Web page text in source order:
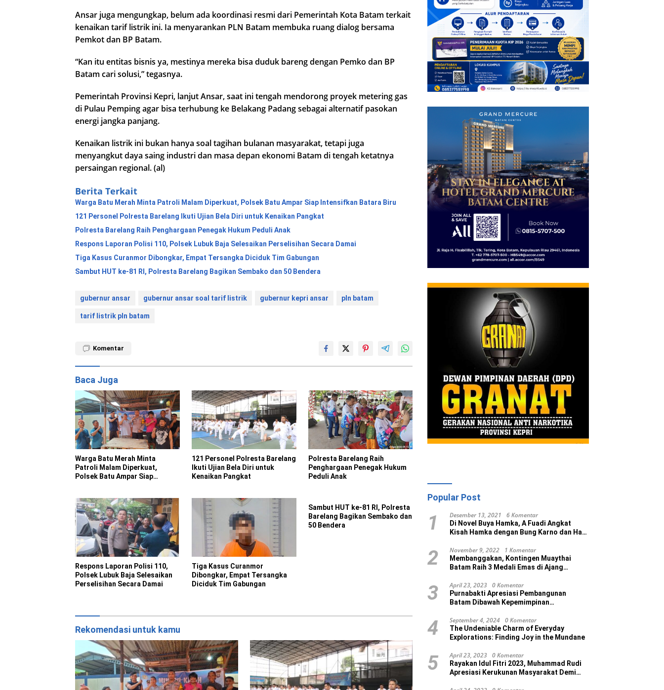
Ansar juga mengungkap, belum ada koordinasi resmi dari Pemerintah Kota Batam terkait
kenaikan tarif listrik ini. Ia menyarankan PLN Batam membuka ruang dialog bersama
Pemkot dan BP Batam.
“Kan itu entitas bisnis ya, mestinya mereka bisa duduk bareng dengan Pemko dan BP
Batam cari solusi,” tegasnya.
Pemerintah Provinsi Kepri, lanjut Ansar, saat ini tengah mendorong proyek metering gas
di Pulau Pemping agar bisa terhubung ke Belakang Padang sebagai alternatif pasokan
energi jangka panjang.
Kenaikan listrik ini bukan hanya soal tagihan bulanan masyarakat, tetapi juga
menyangkut daya saing industri dan masa depan ekonomi Batam di tengah ketatnya
persaingan regional. (al)
Berita Terkait
Warga Batu Merah Minta Patroli Malam Diperkuat, Polsek Batu Ampar Siap Intensifkan Batara Biru
121 Personel Polresta Barelang Ikuti Ujian Bela Diri untuk Kenaikan Pangkat
Polresta Barelang Raih Penghargaan Penegak Hukum Peduli Anak
Respons Laporan Polisi 110, Polsek Lubuk Baja Selesaikan Perselisihan Secara Damai
Tiga Kasus Curanmor Dibongkar, Empat Tersangka Diciduk Tim Gabungan
Sambut HUT ke-81 RI, Polresta Barelang Bagikan Sembako dan 50 Bendera
gubernur ansar gubernur ansar soal tarif listrik gubernur kepri ansar pln batam
tarif listrik pln batam
Komentar
Baca Juga
Warga Batu Merah Minta
Patroli Malam Diperkuat,
Polsek Batu Ampar Siap
121 Personel Polresta Barelang
Ikuti Ujian Bela Diri untuk
Kenaikan Pangkat
Polresta Barelang Raih
Penghargaan Penegak Hukum
Peduli Anak
Respons Laporan Polisi 110,
Polsek Lubuk Baja Selesaikan
Perselisihan Secara Damai
Tiga Kasus Curanmor
Dibongkar, Empat Tersangka
Diciduk Tim Gabungan
Sambut HUT ke-81 RI, Polresta
Barelang Bagikan Sembako dan
50 Bendera
Rekomendasi untuk kamu
Popular Post
1 Desember 13, 2021 6 Komentar
Di Novel Buya Hamka, A Fuadi Angkat
Kisah Hamka dengan Bung Karno dan Haji
2 November 9, 2022 1 Komentar
Membanggakan, Kontingen Muaythai
Batam Raih 3 Medali Emas di Ajang
3 April 23, 2023 0 Komentar
Purnabakti Apresiasi Pembangunan
Batam Dibawah Kepemimpinan
4 September 4, 2024 0 Komentar
The Undeniable Charm of Everyday
Explorations: Finding Joy in the Mundane
5 April 23, 2023 0 Komentar
Rayakan Idul Fitri 2023, Muhammad Rudi
Apresiasi Kerukunan Masyarakat Demi